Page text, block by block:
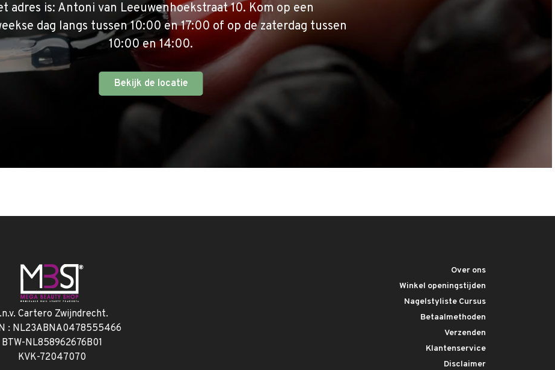
adres is: Antoni van Leeuwenhoekstraat 10. Kom op een
dag langs tussen 10:00 en 17:00 of op de zaterdag tussen
10:00 en 14:00.
Bekijk de locatie
Cartero Zwijndrecht.
: NL23ABNA0478555466
BTW-NL858962676B01
KVK-72047070
Over ons
Winkel openingstijden
Nagelstyliste Cursus
Betaalmethoden
Verzenden
Klantenservice
Disclaimer